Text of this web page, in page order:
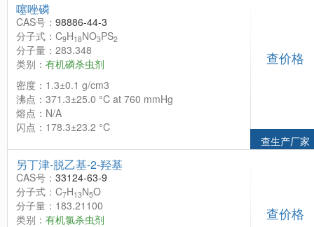
噻唑磷
CAS号： 98886-44-3
分子式：C9H18NO3PS2
分子量：283.348
类别： 有机磷杀虫剂
密度：1.3±0.1 g/cm3
沸点：371.3±25.0 °C at 760 mmHg
熔点：N/A
闪点：178.3±23.2 °C
查价格
查生产厂家
另丁津-脱乙基-2-羟基
CAS号： 33124-63-9
分子式：C7H13N5O
分子量：183.21100
类别： 有机氯杀虫剂
查价格